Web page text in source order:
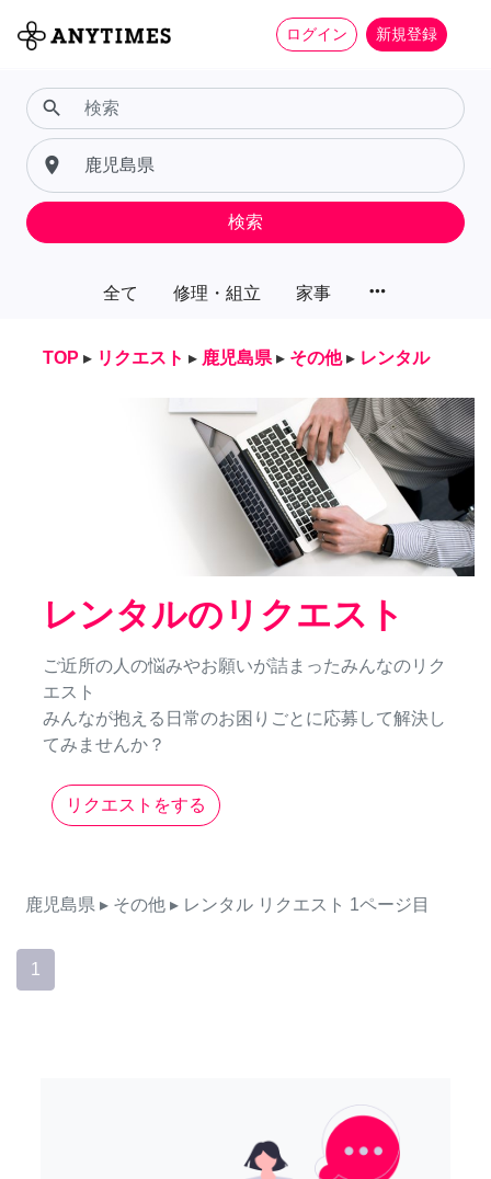
ログイン 新規登録
全て 修理・組立 家事 more_horiz
search
place
検索
TOP ▸ リクエスト ▸ 鹿児島県 ▸ その他 ▸ レンタル
レンタルのリクエスト
ご近所の人の悩みやお願いが詰まったみんなのリク
エスト
みんなが抱える日常のお困りごとに応募して解決し
てみませんか？
リクエストをする
鹿児島県 ▸ その他 ▸ レンタル リクエスト 1ページ目
1